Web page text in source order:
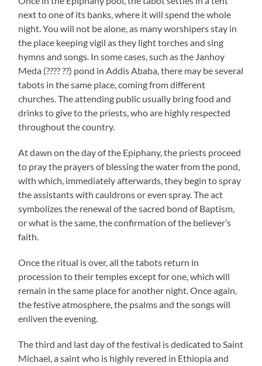
next to one of its banks, where it will spend the whole
night. You will not be alone, as many worshipers stay in
the place keeping vigil as they light torches and sing
hymns and songs. In some cases, such as the Janhoy
Meda (???? ??) pond in Addis Ababa, there may be several
tabots in the same place, coming from different
churches. The attending public usually bring food and
drinks to give to the priests, who are highly respected
throughout the country.
At dawn on the day of the Epiphany, the priests proceed
to pray the prayers of blessing the water from the pond,
with which, immediately afterwards, they begin to spray
the assistants with cauldrons or even spray. The act
symbolizes the renewal of the sacred bond of Baptism,
or what is the same, the confirmation of the believer’s
faith.
Once the ritual is over, all the tabots return in
procession to their temples except for one, which will
remain in the same place for another night. Once again,
the festive atmosphere, the psalms and the songs will
enliven the evening.
The third and last day of the festival is dedicated to Saint
Michael, a saint who is highly revered in Ethiopia and